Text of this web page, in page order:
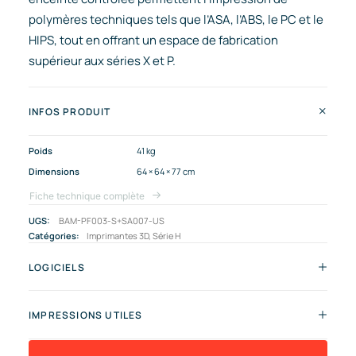
polymères techniques tels que l’ASA, l’ABS, le PC et le
HIPS, tout en offrant un espace de fabrication
supérieur aux séries X et P.
INFOS PRODUIT
Poids
41 kg
Dimensions
64 × 64 × 77 cm
Fiche technique complète
UGS:
BAM-PF003-S+SA007-US
Catégories:
Imprimantes 3D, Série H
LOGICIELS
IMPRESSIONS UTILES